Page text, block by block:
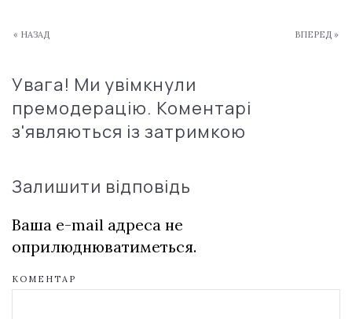
« НАЗАД ВПЕРЕД »
Увага! Ми увімкнули
премодерацію. Коментарі
з'являються із затримкою
Залишити відповідь
Ваша e-mail адреса не
оприлюднюватиметься.
КОМЕНТАР